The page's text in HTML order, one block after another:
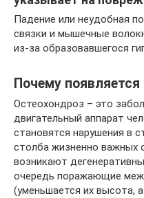
Падение или неудобная
связки и мышечные
из-за образовавшегося
Почему появляется
Остеохондроз – это
двигательный аппарат
становятся нарушения в
столба жизненно важных
возникают
очередь поражающие
(уменьшается их высота,